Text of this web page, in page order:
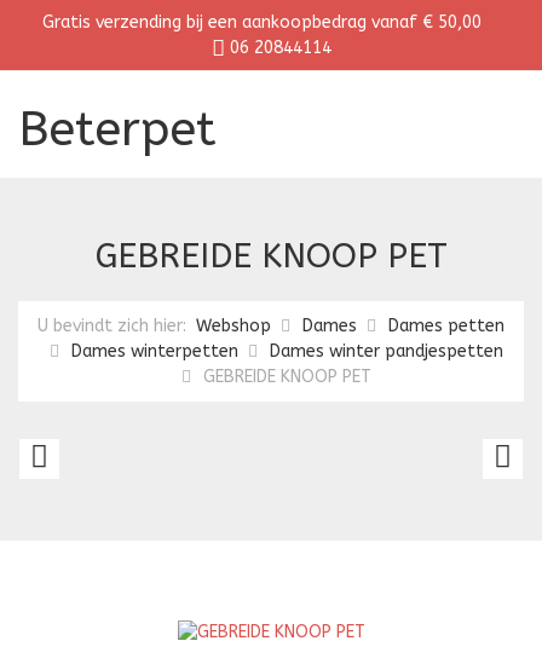
Gratis verzending bij een aankoopbedrag vanaf € 50,00
06 20844114
Beterpet
GEBREIDE KNOOP PET
U bevindt zich hier: Webshop Dames
Dames petten
Dames winterpetten
Dames winter pandjespetten
GEBREIDE KNOOP PET